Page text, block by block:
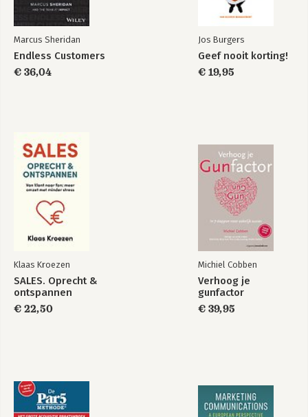
Marcus Sheridan
Endless Customers
€ 36,04
Jos Burgers
Geef nooit korting!
€ 19,95
Klaas Kroezen
SALES. Oprecht &
ontspannen
€ 22,50
Michiel Cobben
Verhoog je
gunfactor
€ 39,95